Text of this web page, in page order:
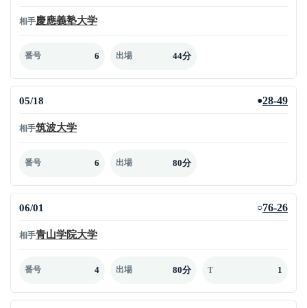
相手慶應義塾大学
番号 6 出場 44分
05/18 ●28-49
相手筑波大学
番号 6 出場 80分
06/01 ○76-26
相手青山学院大学
番号 4 出場 80分 T 1